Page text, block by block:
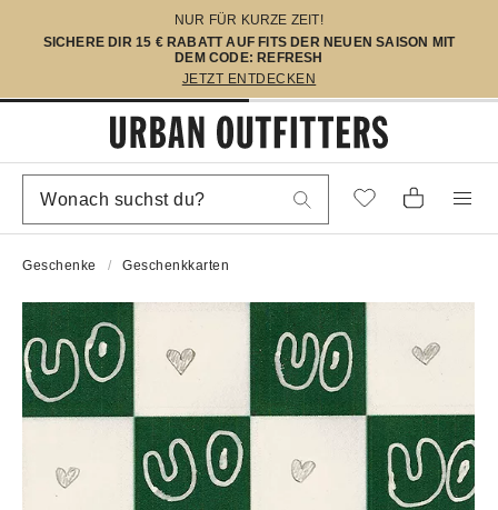
NUR FÜR KURZE ZEIT!
SICHERE DIR 15 € RABATT AUF FITS DER NEUEN SAISON MIT
DEM CODE: REFRESH
JETZT ENTDECKEN
Geschenke Geschenkkarten